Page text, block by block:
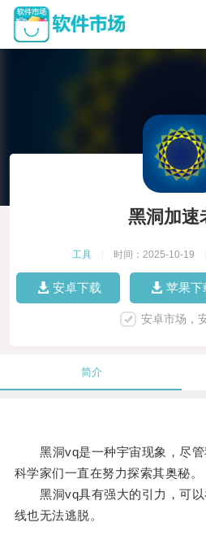
黑洞加速
工具 时间：2025-10-19
安卓下载 苹果下
安卓市场，
简介
黑洞vq是一种宇宙现象，尽管
科学家们一直在努力探索其奥秘。
黑洞vq具有强大的引力，可以
线也无法逃脱。